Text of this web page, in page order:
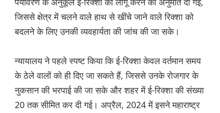
जिससे क्षेत्र में चलने वाले हाथ से खींचे जाने वाले रिक्शा को
बदलने के लिए उनकी व्यवहार्यता की जांच की जा सके।
न्यायालय ने पहले स्पष्ट किया कि ई-रिक्शा केवल वर्तमान समय
के ठेले वालों को ही दिए जा सकते हैं, जिससे उनके रोजगार के
नुकसान की भरपाई की जा सके और शहर में ई-रिक्शा की संख्या
20 तक सीमित कर दी गई। अप्रैल, 2024 में इसने महाराष्ट्र